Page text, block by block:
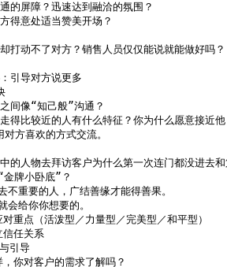
的屏障？迅速达到融洽的氛围？
得意处适当赞美开场？
打动不了对方？销售人员仅仅能说就能做好吗？
引导对方说更多
间像“知己般”沟通？
得比较近的人有什么特征？你为什么愿意接近
方喜欢的方式交流。
的人物去拜访客户为什么第一次连门都没进去
牌小卧底”？
重要的人，广结善缘才能得善果。
给你你想要的。
重点（活泼型／力量型／完美型／和平型）
信任关系
引导
你对客户的需求了解吗？